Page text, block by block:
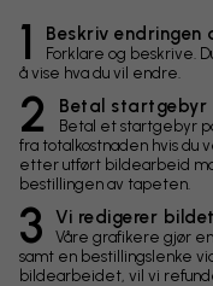
1 Beskriv endringen
Forklare og beskrive.
å vise hva du vil endre.
2 Betal startgebyr
Betal et startgebyr
fra totalkostnaden hvis du
etter utført bildearbeid
bestillingen av tapeten.
3 Vi redigerer bildet
Våre grafikere gjør
samt en bestillingslenke
bildearbeidet, vil vi